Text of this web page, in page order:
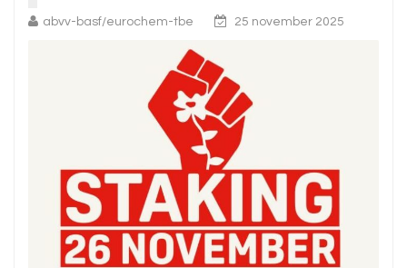
abvv-basf/eurochem-tbe 25 november 2025